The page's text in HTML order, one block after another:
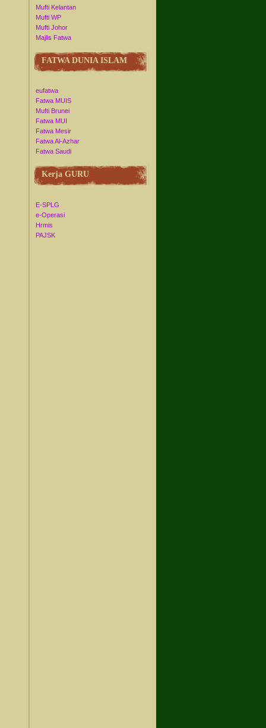
Mufti Kelantan
Mufti WP
Mufti Johor
Majlis Fatwa
FATWA DUNIA ISLAM
eufatwa
Fatwa MUIS
Mufti Brunei
Fatwa MUI
Fatwa Mesir
Fatwa Al-Azhar
Fatwa Saudi
Kerja GURU
E-SPLG
e-Operasi
Hrmis
PAJSK